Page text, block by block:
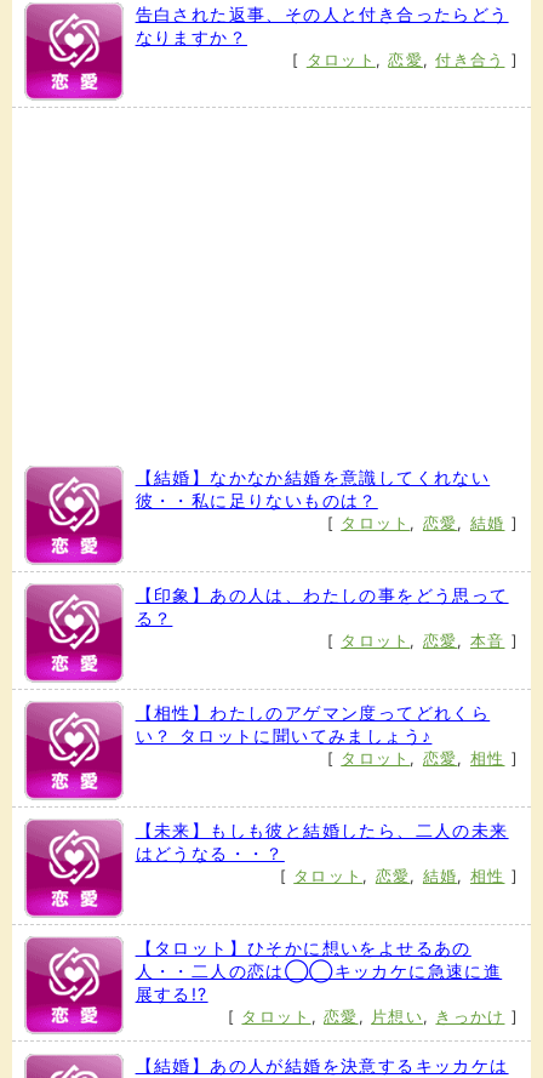
告白された返事、その人と付き合ったらどう
なりますか？
[ タロット ,恋愛,付き合う ]
【結婚】なかなか結婚を意識してくれない
彼・・私に足りないものは？
[ タロット , 恋愛, 結婚 ]
【印象】あの人は、わたしの事をどう思って
る？
[ タロット , 恋愛, 本音 ]
【相性】わたしのアゲマン度ってどれくら
い？ タロットに聞いてみましょう♪
[ タロット , 恋愛, 相性 ]
【未来】もしも彼と結婚したら、二人の未来
はどうなる・・？
[ タロット , 恋愛, 結婚, 相性 ]
【タロット】ひそかに想いをよせるあの
人・・二人の恋は◯◯キッカケに急速に進
展する!?
[ タロット ,恋愛 , 片想い, きっかけ ]
【結婚】あの人が結婚を決意するキッカケは